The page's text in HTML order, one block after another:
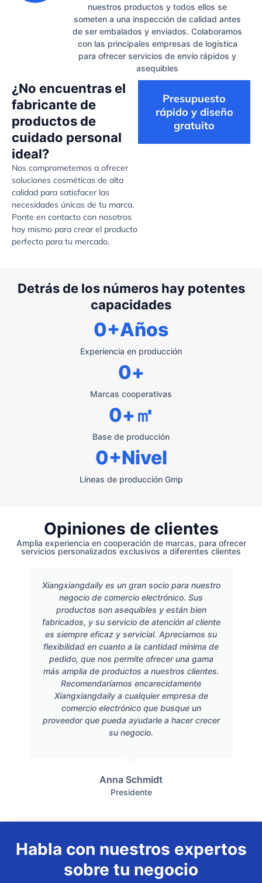
nuestros productos y todos ellos se
someten a una inspección de calidad antes
de ser embalados y enviados. Colaboramos
con las principales empresas de logística
para ofrecer servicios de envío rápidos y
asequibles
¿No encuentras el
fabricante de
productos de
cuidado personal
ideal?
Nos comprometemos a ofrecer
soluciones cosméticas de alta
calidad para satisfacer las
necesidades únicas de tu marca.
Ponte en contacto con nosotros
hoy mismo para crear el producto
perfecto para tu mercado.
Presupuesto
rápido y diseño
gratuito
Detrás de los números hay potentes
capacidades
Experiencia en producción
0+Años
Marcas cooperativas
0+
Base de producción
0+㎡
Líneas de producción Gmp
0+Nivel
Opiniones de clientes
Amplia experiencia en cooperación de marcas, para ofrecer
servicios personalizados exclusivos a diferentes clientes
Xiangxiangdaily es un gran socio para nuestro
negocio de comercio electrónico. Sus
productos son asequibles y están bien
fabricados, y su servicio de atención al cliente
es siempre eficaz y servicial. Apreciamos su
flexibilidad en cuanto a la cantidad mínima de
pedido, que nos permite ofrecer una gama
más amplia de productos a nuestros clientes.
Recomendaríamos encarecidamente
Xiangxiangdaily a cualquier empresa de
comercio electrónico que busque un
proveedor que pueda ayudarle a hacer crecer
su negocio.
Anna Schmidt
Presidente
Habla con nuestros expertos
sobre tu negocio